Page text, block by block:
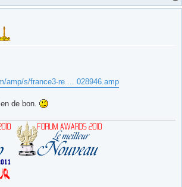
amp/s/france3-re ... 028946.amp
de bon.